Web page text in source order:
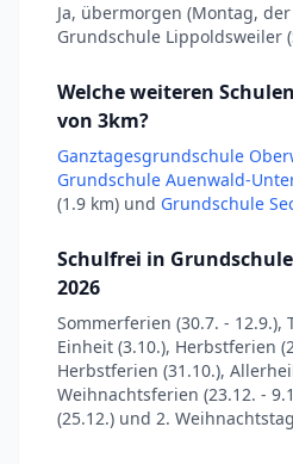
Ja, übermorgen (Montag,
Grundschule Lippoldsweiler
Welche weiteren
von 3km?
Ganztagesgrundschule
Grundschule Auenwald-
(1.9 km) und Grundschule
Schulfrei in
2026
Sommerferien (30.7. - 12.9.),
Einheit (3.10.), Herbstferien
Herbstferien (31.10.),
Weihnachtsferien (23.12. -
(25.12.) und 2.